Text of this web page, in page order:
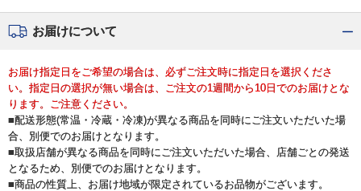
お届けについて
お届け指定日をご希望の場合は、必ずご注文時に指定日を選択くださ
い。指定日の選択が無い場合は、ご注文の1週間から10日でのお届けとな
ります。ご注意ください。
■配送形態(常温・冷蔵・冷凍)が異なる商品を同時にご注文いただいた場
合、別便でのお届けとなります。
■取扱店舗が異なる商品を同時にご注文いただいた場合、店舗ごとの発送
となるため、別便でのお届けとなります。
■商品の性質上、お届け地域が限定されているお品物がございます。